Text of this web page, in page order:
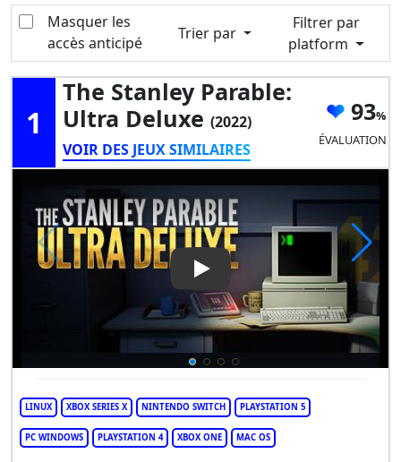
Masquer les
accès anticipé
Trier par
Filtrer par
platform
1
The Stanley Parable:
Ultra Deluxe (2022)
VOIR DES JEUX SIMILAIRES
93
ÉVALUATION
Play Video: The Stanley
LINUX XBOX SERIES X NINTENDO SWITCH PLAYSTATION 5
PC WINDOWS PLAYSTATION 4 XBOX ONE MAC OS